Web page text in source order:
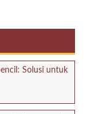
Solusi untuk